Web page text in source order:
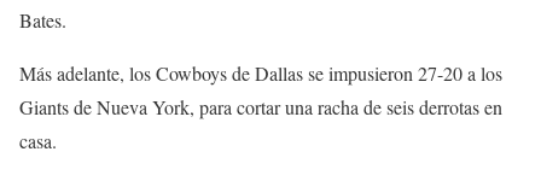
Bates.
Más adelante, los Cowboys de Dallas se impusieron 27-20 a los
Giants de Nueva York, para cortar una racha de seis derrotas en
casa.